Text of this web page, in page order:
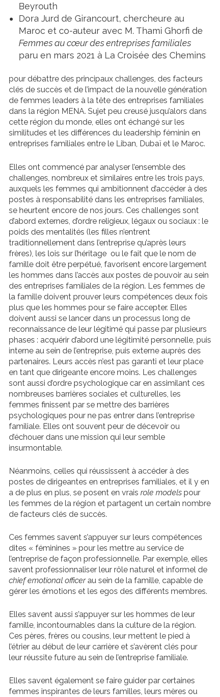
Beyrouth
Dora Jurd de Girancourt, chercheure au
Maroc et co-auteur avec M. Thami Ghorfi de
Femmes au cœur des entreprises familiales
paru en mars 2021 à La Croisée des Chemins
pour débattre des principaux challenges, des facteurs
clés de succès et de l’impact de la nouvelle génération
de femmes leaders à la tête des entreprises familiales
dans la région MENA. Sujet peu creusé jusqu’alors dans
cette région du monde, elles ont échangé sur les
similitudes et les différences du leadership féminin en
entreprises familiales entre le Liban, Dubaï et le Maroc.
Elles ont commencé par analyser l’ensemble des
challenges, nombreux et similaires entre les trois pays,
auxquels les femmes qui ambitionnent d’accéder à des
postes à responsabilité dans les entreprises familiales,
se heurtent encore de nos jours. Ces challenges sont
d’abord externes, d’ordre religieux, légaux ou sociaux : le
poids des mentalités (les filles n’entrent
traditionnellement dans l’entreprise qu’après leurs
frères), les lois sur l’héritage ou le fait que le nom de
famille doit être perpétué, favorisent encore largement
les hommes dans l’accès aux postes de pouvoir au sein
des entreprises familiales de la région. Les femmes de
la famille doivent prouver leurs compétences deux fois
plus que les hommes pour se faire accepter. Elles
doivent aussi se lancer dans un processus long de
reconnaissance de leur légitimé qui passe par plusieurs
phases : acquérir d’abord une légitimité personnelle, puis
interne au sein de l’entreprise, puis externe auprès des
partenaires. Leurs accès n’est pas garanti et leur place
en tant que dirigeante encore moins. Les challenges
sont aussi d’ordre psychologique car en assimilant ces
nombreuses barrières sociales et culturelles, les
femmes finissent par se mettre des barrières
psychologiques pour ne pas entrer dans l’entreprise
familiale. Elles ont souvent peur de décevoir ou
d’échouer dans une mission qui leur semble
insurmontable.
Néanmoins, celles qui réussissent à accéder à des
postes de dirigeantes en entreprises familiales, et il y en
a de plus en plus, se posent en vrais role models pour
les femmes de la région et partagent un certain nombre
de facteurs clés de succès.
Ces femmes savent s’appuyer sur leurs compétences
dites « féminines » pour les mettre au service de
l’entreprise de façon professionnelle. Par exemple, elles
savent professionnaliser leur rôle naturel et informel de
chief emotional officerau sein de la famille, capable de
gérer les émotions et les egos des différents membres.
Elles savent aussi s’appuyer sur les hommes de leur
famille, incontournables dans la culture de la région.
Ces pères, frères ou cousins, leur mettent le pied à
l’étrier au début de leur carrière et s’avèrent clés pour
leur réussite future au sein de l’entreprise familiale.
Elles savent également se faire guider par certaines
femmes inspirantes de leurs familles, leurs mères ou